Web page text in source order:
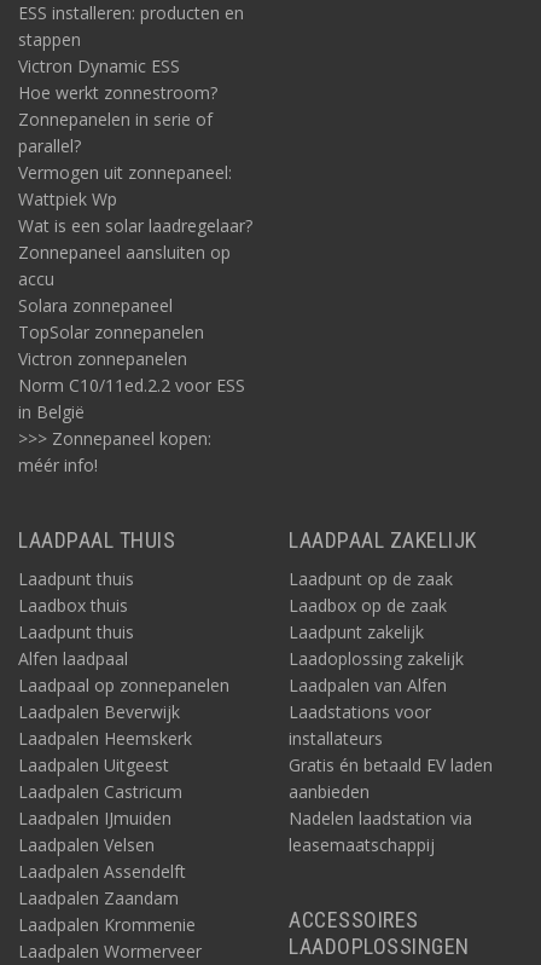
ESS installeren: producten en
stappen
Victron Dynamic ESS
Hoe werkt zonnestroom?
Zonnepanelen in serie of
parallel?
Vermogen uit zonnepaneel:
Wattpiek Wp
Wat is een solar laadregelaar?
Zonnepaneel aansluiten op
accu
Solara zonnepaneel
TopSolar zonnepanelen
Victron zonnepanelen
Norm C10/11ed.2.2 voor ESS
in België
>>> Zonnepaneel kopen:
méér info!
LAADPAAL THUIS
Laadpunt thuis
Laadbox thuis
Laadpunt thuis
Alfen laadpaal
Laadpaal op zonnepanelen
Laadpalen Beverwijk
Laadpalen Heemskerk
Laadpalen Uitgeest
Laadpalen Castricum
Laadpalen IJmuiden
Laadpalen Velsen
Laadpalen Assendelft
Laadpalen Zaandam
Laadpalen Krommenie
Laadpalen Wormerveer
LAADPAAL ZAKELIJK
Laadpunt op de zaak
Laadbox op de zaak
Laadpunt zakelijk
Laadoplossing zakelijk
Laadpalen van Alfen
Laadstations voor
installateurs
Gratis én betaald EV laden
aanbieden
Nadelen laadstation via
leasemaatschappij
ACCESSOIRES
LAADOPLOSSINGEN